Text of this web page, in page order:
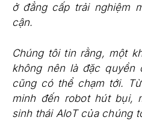
ở đẳng cấp trải nghiệm
cận.
Chúng tôi tin rằng, một
không nên là đặc
cũng có thể chạm tới.
minh đến robot hút bụi,
sinh thái AIoT của chúng